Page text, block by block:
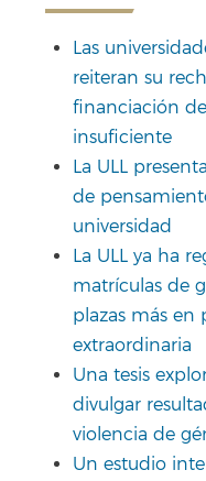
Las
reiteran su
financiación
insuficiente
La ULL
de
universidad
La ULL ya ha
matrículas de
plazas más en
extraordinaria
Una tesis
divulgar
violencia de
Un estudio